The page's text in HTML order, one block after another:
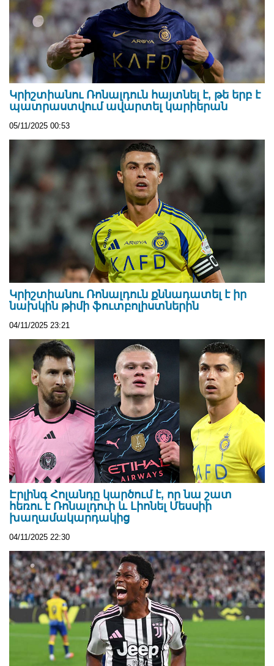
Կրիշտիանու Ռոնալդուն հայտնել է, թե երբ է
պատրաստվում ավարտել կարիերան
05/11/2025 00:53
Կրիշտիանու Ռոնալդուն քննադատել է իր
նախկին թիմի ֆուտբոլիստներին
04/11/2025 23:21
Էրլինգ Հոլանդը կարծում է, որ նա շատ
հեռու է Ռոնալդուի և Լիոնել Մեսսիի
խաղամակարդակից
04/11/2025 22:30